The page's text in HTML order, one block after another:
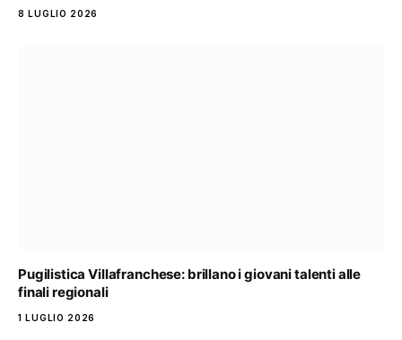
8 LUGLIO 2026
Pugilistica Villafranchese: brillano i giovani talenti alle
finali regionali
1 LUGLIO 2026